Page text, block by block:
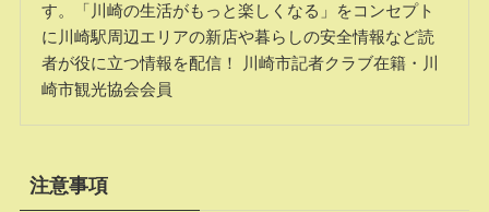
す。「川崎の生活がもっと楽しくなる」をコンセプト
に川崎駅周辺エリアの新店や暮らしの安全情報など読
者が役に立つ情報を配信！ 川崎市記者クラブ在籍・川
崎市観光協会会員
注意事項